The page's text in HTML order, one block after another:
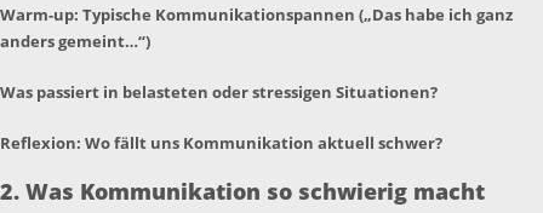
Warm-up: Typische Kommunikationspannen („Das habe ich ganz
anders gemeint…“)
Was passiert in belasteten oder stressigen Situationen?
Reflexion: Wo fällt uns Kommunikation aktuell schwer?
2. Was Kommunikation so schwierig macht